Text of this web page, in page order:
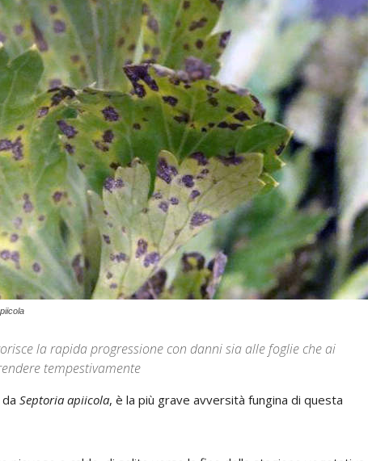
la rapida progressione con danni sia alle foglie che ai
tempestivamente
Septoria apiicola, è la più grave avversità fungina di questa